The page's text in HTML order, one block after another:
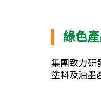
綠色
集團致力研
塗料及油墨